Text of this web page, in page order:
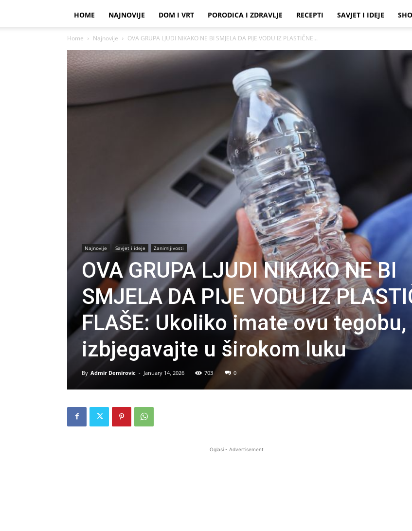
HOME NAJNOVIJE DOM I VRT PORODICA I ZDRAVLJE RECEPTI SAVJET I IDEJE
Home Najnovije OVA GRUPA LJUDI NIKAKO NE BI SMJELA DA PIJE VODU IZ PLASTIČNE...
Najnovije Savjet i ideje Zanimljivosti
OVA GRUPA LJUDI NIKAKO NE BI
SMJELA DA PIJE VODU IZ
FLAŠE: Ukoliko imate ovu tegobu,
izbjegavajte u širokom luku
By Admir Demirovic - January 14, 2026 703 0
Oglasi - Advertisement